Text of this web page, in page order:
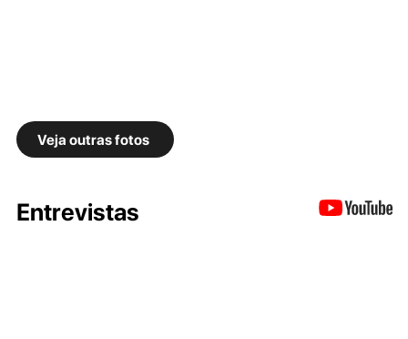
Veja outras fotos
Entrevistas